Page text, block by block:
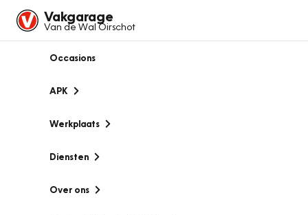
Vakgarage
Van de Wal Oirschot
Occasions
APK
Werkplaats
Diensten
Over ons